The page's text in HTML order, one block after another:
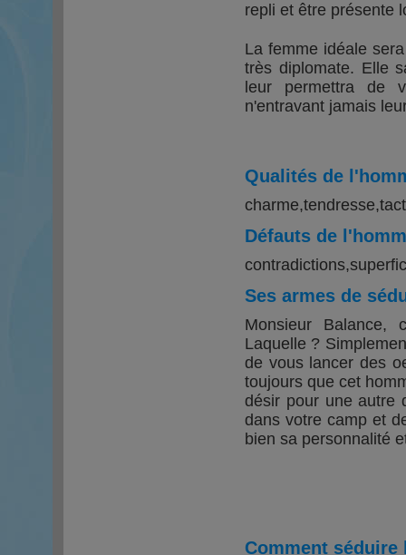
repli et être présente
La femme idéale
très diplomate. Elle
leur permettra de
n'entravant jamais
Qualités de
Défauts de
Ses armes de
Monsieur Balance,
Laquelle ?
de vous lancer des
toujours que cet
désir pour une autre
dans votre camp et
bien sa personnalité
Comment séduire